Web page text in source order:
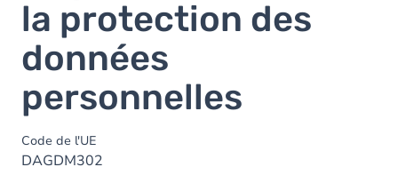
la protection des
données
personnelles
Code de l'UE
DAGDM302